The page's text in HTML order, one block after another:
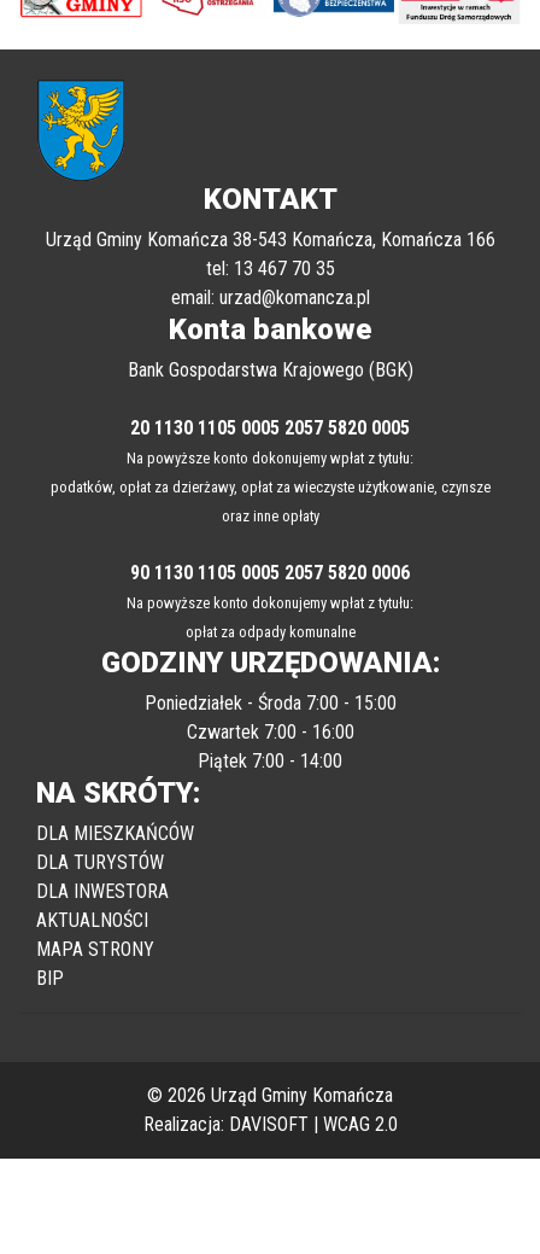
poprzednii
KONTAKT
Urząd Gminy Komańcza 38-543 Komańcza, Komańcza 166
email: urzad@komancza.pl
Konta bankowe
Bank Gospodarstwa Krajowego (BGK)
Na powyższe konto dokonujemy wpłat z tytułu:
podatków, opłat za dzierżawy, opłat za wieczyste użytkowanie, czynsze
oraz inne opłaty
Na powyższe konto dokonujemy wpłat z tytułu:
opłat za odpady komunalne
GODZINY URZĘDOWANIA:
Piątek 7:00 - 14:00
NA SKRÓTY:
DLA MIESZKAŃCÓW
DLA INWESTORA
© 2026 Urząd Gminy Komańcza
Realizacja:
|